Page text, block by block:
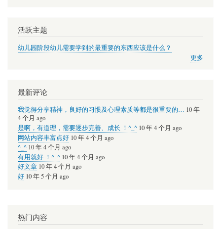
活跃主题
幼儿园阶段幼儿需要学到的最重要的东西应该是什么？
更多
最新评论
我觉得分享精神，良好的习惯及心理素质等都是很重要的… 10 年
4 个月 ago
是啊，有道理，需要逐步完善、成长 ！^_^ 10 年 4 个月 ago
网站内容丰富点好 10 年 4 个月 ago
^_^ 10 年 4 个月 ago
有用就好 ！^_^ 10 年 4 个月 ago
好文章 10 年 4 个月 ago
好 10 年 5 个月 ago
热门内容